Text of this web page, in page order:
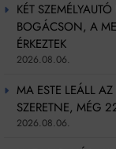
KÉT
BOGÁCSON, A
ÉRKEZTEK
2026.08.06.
MA ESTE LEÁLL
SZERETNE, MÉG
2026.08.06.